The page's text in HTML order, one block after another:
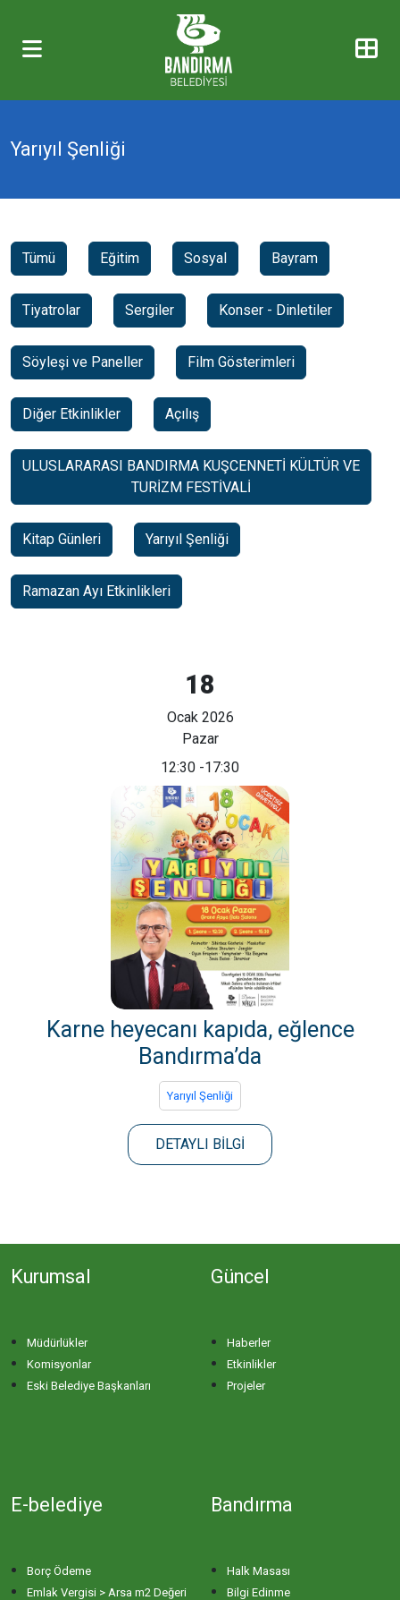
Yarıyıl Şenliği
Tümü Eğitim Sosyal Bayram
Tiyatrolar Sergiler Konser - Dinletiler
Söyleşi ve Paneller Film Gösterimleri
Diğer Etkinlikler Açılış
ULUSLARARASI BANDIRMA KUŞCENNETİ KÜLTÜR VE
TURİZM FESTİVALİ
Kitap Günleri Yarıyıl Şenliği
Ramazan Ayı Etkinlikleri
18
Ocak 2026
Pazar
12:30 -17:30
Karne heyecanı kapıda, eğlence
Bandırma’da
Yarıyıl Şenliği
DETAYLI BİLGİ
Kurumsal
Müdürlükler
Komisyonlar
Eski Belediye Başkanları
Güncel
Haberler
Etkinlikler
Projeler
E-belediye
Borç Ödeme
Emlak Vergisi > Arsa m2 Değeri
Bandırma
Halk Masası
Bilgi Edinme